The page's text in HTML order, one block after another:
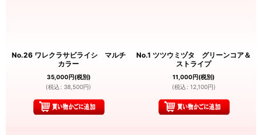
No.26 ワレクラサビライシ マルチ
カラー
35,000円(税別)
(税込 : 38,500円)
No.1 ツツウミヅタ グリーンコア＆
ストライプ
11,000円(税別)
(税込 : 12,100円)